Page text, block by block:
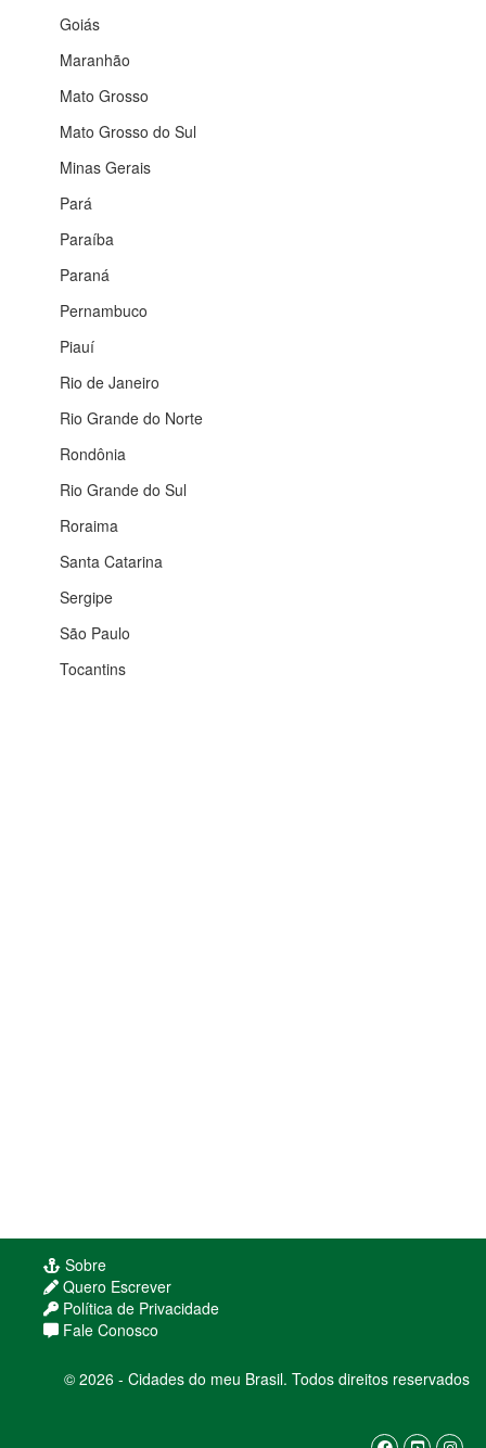
Usamos cookies para melhorar sua experiência
Goiás
Maranhão
Mato Grosso
Mato Grosso do Sul
Minas Gerais
Pará
Paraíba
Paraná
Pernambuco
Piauí
Rio de Janeiro
Rio Grande do Norte
Rondônia
Rio Grande do Sul
Roraima
Santa Catarina
Sergipe
São Paulo
Tocantins
Sobre
Quero Escrever
Política de Privacidade
Fale Conosco
© 2026 - Cidades do meu Brasil. Todos direitos reservados